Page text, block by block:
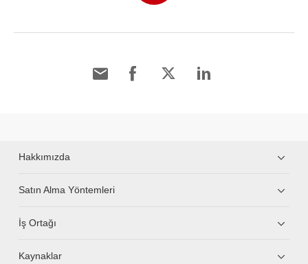
Hakkımızda
Satın Alma Yöntemleri
İş Ortağı
Kaynaklar